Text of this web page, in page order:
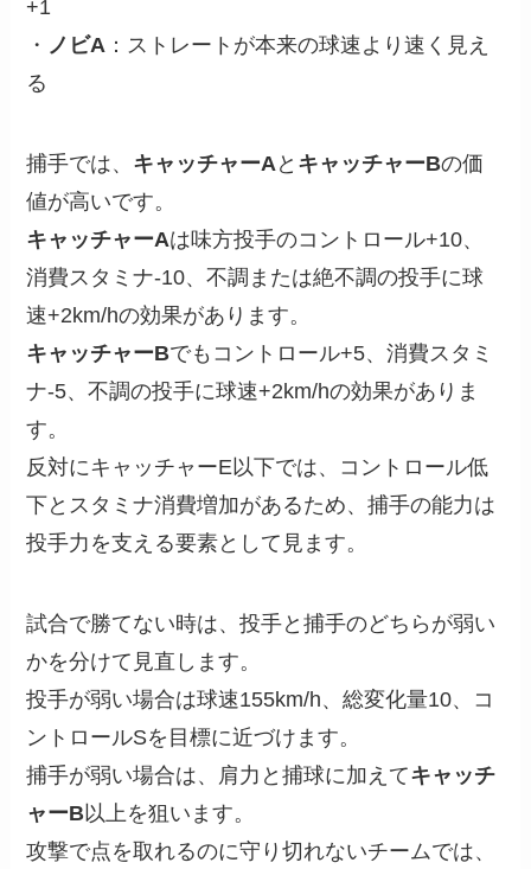
+1
・ ノビA ：ストレートが本来の球速より速く見え
る
捕手では、 キャッチャーA と キャッチャーBの価
値が高いです。
キャッチャーAは味方投手のコントロール+10、
消費スタミナ-10、不調または絶不調の投手に球
速+2km/hの効果があります。
キャッチャーBでもコントロール+5、消費スタミ
ナ-5、不調の投手に球速+2km/hの効果がありま
す。
反対にキャッチャーE以下では、コントロール低
下とスタミナ消費増加があるため、捕手の能力は
投手力を支える要素として見ます。
試合で勝てない時は、投手と捕手のどちらが弱い
かを分けて見直します。
投手が弱い場合は球速155km/h、総変化量10、コ
ントロールSを目標に近づけます。
捕手が弱い場合は、肩力と捕球に加えてキャッチ
ャーB以上を狙います。
攻撃で点を取れるのに守り切れないチームでは、